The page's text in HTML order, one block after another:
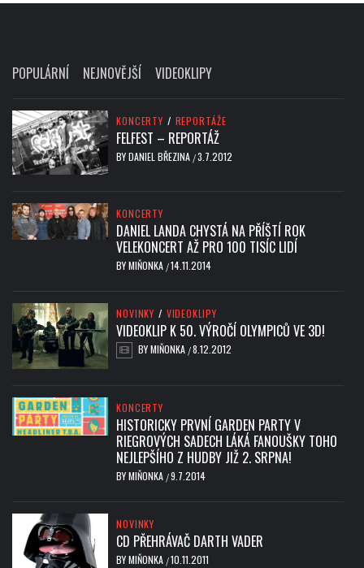
POPULÁRNÍ NEJNOVĚJŠÍ VIDEOKLIPY
KONCERTY / REPORTÁŽE
FELFEST – REPORTÁŽ
BYDANIEL BŘEZINA /3.7.2012
KONCERTY
DANIEL LANDA CHYSTÁ NA PŘÍŠTÍ ROK
VELEKONCERT AŽ PRO 100 TISÍC LIDÍ
BYMIŇONKA /14.11.2014
NOVINKY / VIDEOKLIPY
VIDEOKLIP K 50. VÝROČÍ OLYMPICŮ VE 3D!
BYMIŇONKA /8.12.2012
KONCERTY
HISTORICKY PRVNÍ GARDEN PARTY V
RIEGROVÝCH SADECH LÁKÁ FANOUŠKY TOHO
NEJLEPŠÍHO Z HUDBY JIŽ 2. SRPNA!
BYMIŇONKA /9.7.2014
NOVINKY
CD PŘEHRÁVAČ DARTH VADER
BYMIŇONKA /10.11.2011